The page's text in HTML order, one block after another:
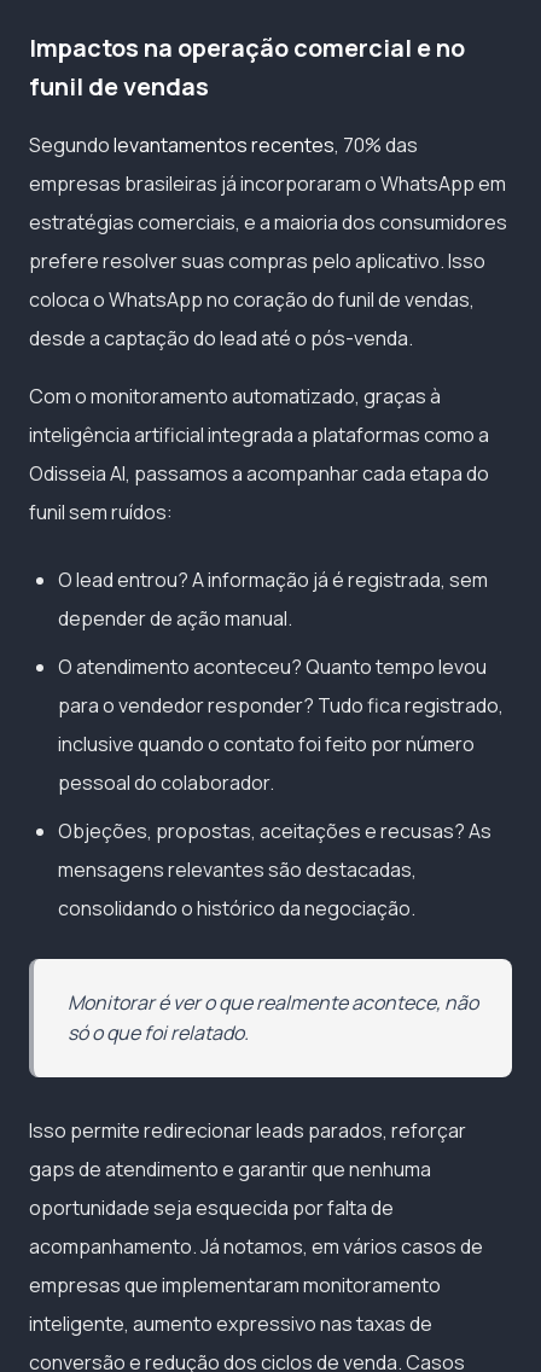
Impactos na operação comercial e no
funil de vendas
Segundolevantamentos recentes, 70% das
empresas brasileiras já incorporaram o WhatsApp em
estratégias comerciais, e a maioria dos consumidores
prefere resolver suas compras pelo aplicativo. Isso
coloca o WhatsApp no coração do funil de vendas,
desde a captação do lead até o pós-venda.
Com o monitoramento automatizado, graças à
inteligência artificial integrada a plataformas como a
Odisseia AI, passamos a acompanhar cada etapa do
funil sem ruídos:
O lead entrou? A informação já é registrada, sem
depender de ação manual.
O atendimento aconteceu? Quanto tempo levou
para o vendedor responder? Tudo fica registrado,
inclusive quando o contato foi feito por número
pessoal do colaborador.
Objeções, propostas, aceitações e recusas? As
mensagens relevantes são destacadas,
consolidando o histórico da negociação.
Monitorar é ver o que realmente acontece, não
só o que foi relatado.
Isso permite redirecionar leads parados, reforçar
gaps de atendimento e garantir que nenhuma
oportunidade seja esquecida por falta de
acompanhamento. Já notamos, em vários casos de
empresas que implementaram monitoramento
inteligente, aumento expressivo nas taxas de
conversão e redução dos ciclos de venda. Casos